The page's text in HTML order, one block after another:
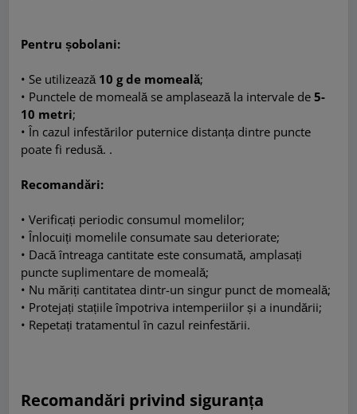
Pentru șobolani:
• Se utilizează 10 g de momeală;
• Punctele de momeală se amplasează la intervale de5-
10 metri;
• În cazul infestărilor puternice distanța dintre puncte
poate fi redusă. .
Recomandări:
• Verificați periodic consumul momelilor;
• Înlocuiți momelile consumate sau deteriorate;
• Dacă întreaga cantitate este consumată, amplasați
puncte suplimentare de momeală;
• Nu măriți cantitatea dintr-un singur punct de momeală;
• Protejați stațiile împotriva intemperiilor și a inundării;
• Repetați tratamentul în cazul reinfestării.
Recomandări privind siguranța